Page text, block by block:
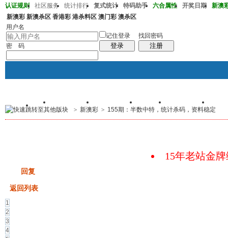
认证规则 社区服务 统计排行 复式统计 特码助手 六合属性 开奖日期
新澳
澳彩219期05-10-19-30-35-47T25
新澳彩 新澳杀区 香港彩 港杀料区 澳门彩 澳杀区
用户名
密 码
记住登录
登录
找回密码
注册
首页 交易记录 我的帖子 群组 个人中心
帖子
码皇总管
说：2026年7月底即将 开启特邀
> 新澳彩 > 155期：半数中特，统计杀码，资料稳定
15年老站金
回复
返回列表
1
2
3
4